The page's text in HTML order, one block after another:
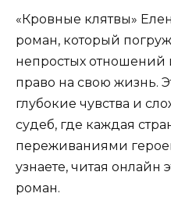
«Кровные клятвы»
роман, который
непростых отношений
право на свою жизнь.
глубокие чувства и
судеб, где каждая
переживаниями
узнаете, читая онлайн
роман.